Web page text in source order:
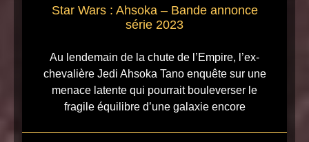
Star Wars : Ahsoka – Bande annonce
série 2023
Au lendemain de la chute de l’Empire, l’ex-
chevalière Jedi Ahsoka Tano enquête sur une
menace latente qui pourrait bouleverser le
fragile équilibre d’une galaxie encore